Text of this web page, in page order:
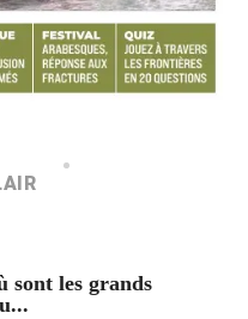
sont les grands